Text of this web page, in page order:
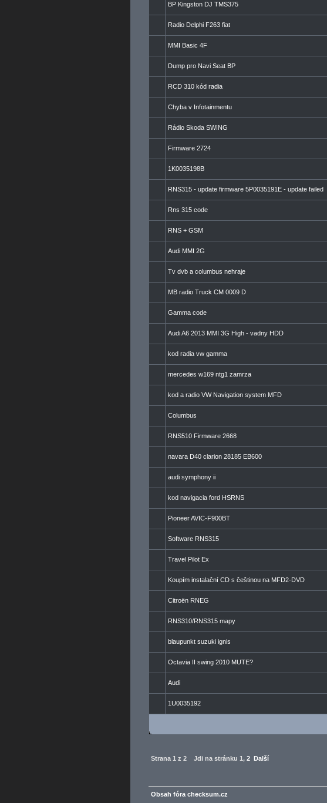
BP Kingston DJ TMS375
Radio Delphi F263 fiat
MMI Basic 4F
Dump pro Navi Seat BP
RCD 310 kód radia
Chyba v Infotainmentu
Rádio Skoda SWING
Firmware 2724
1K0035198B
RNS315 - update firmware 5P0035191E - update failed
Rns 315 code
RNS + GSM
Audi MMI 2G
Tv dvb a columbus nehraje
MB radio Truck CM 0009 D
Gamma code
Audi A6 2013 MMI 3G High - vadny HDD
kod radia vw gamma
mercedes w169 ntg1 zamrza
kod a radio VW Navigation system MFD
Columbus
RNS510 Firmware 2668
navara D40 clarion 28185 EB600
audi symphony ii
kod navigacia ford HSRNS
Pioneer AVIC-F900BT
Software RNS315
Travel Pilot Ex
Koupím instalační CD s češtinou na MFD2-DVD
Citroën RNEG
RNS310/RNS315 mapy
blaupunkt suzuki ignis
Octavia II swing 2010 MUTE?
Audi
1U0035192
Strana 1 z 2 Jdi na stránku 1, 2 Další
Obsah fóra checksum.cz